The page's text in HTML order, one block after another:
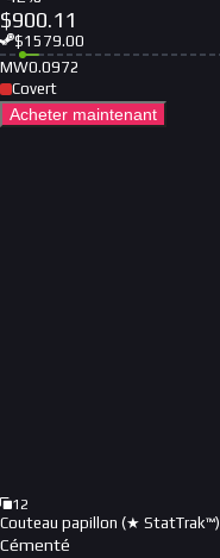
$900.11
$1579.00
MW0.0972
Covert
Acheter maintenant
12
Couteau papillon (★ StatTrak™)
Cémenté